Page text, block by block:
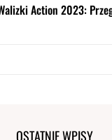
Action 2023:
OSTATNIE WPISY